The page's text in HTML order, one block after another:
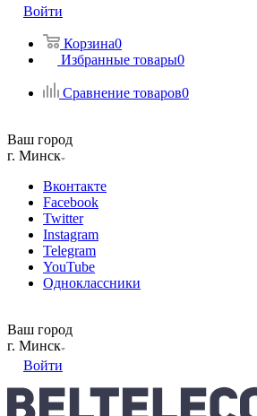
Войти
Корзина0
Избранные товары0
Сравнение товаров0
Ваш город
г. Минск
Вконтакте
Facebook
Twitter
Instagram
Telegram
YouTube
Одноклассники
Ваш город
г. Минск
Войти